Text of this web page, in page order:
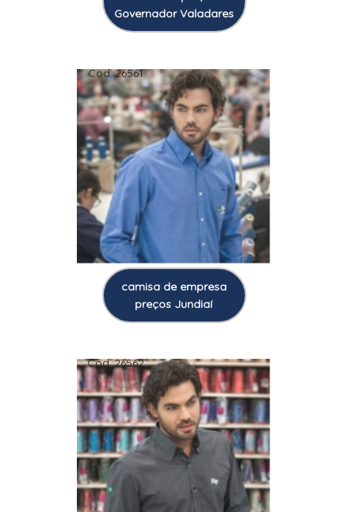
Governador Valadares
Cod.:26561
camisa de empresa
preços Jundiaí
Cod.:26562